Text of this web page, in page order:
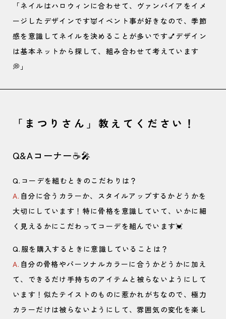
「ネイルはハロウィンに合わせて、ヴァンパイアをイメ
ージしたデザインです👿イベント事が好きなので、季節
感を意識してネイルを決めることが多いです💅デザイン
は基本ネットから探して、組み合わせて考えています
💭」
「まつりさん」教えてください！
Q&Aコーナー☕🎤
Q.コーデを組むときのこだわりは？
A. 自分に合うカラーか、スタイルアップするかどうかを
大切にしています！特に骨格を意識していて、いかに細
く見えるかにこだわってコーデを組んでいます💓
Q.服を購入するときに意識していることは？
A. 自分の骨格やパーソナルカラーに合うかどうかに加え
て、できるだけ手持ちのアイテムと被らないようにして
います！似たテイストのものに惹かれがちなので、極力
カラーだけは被らないようにして、雰囲気の変化を楽し